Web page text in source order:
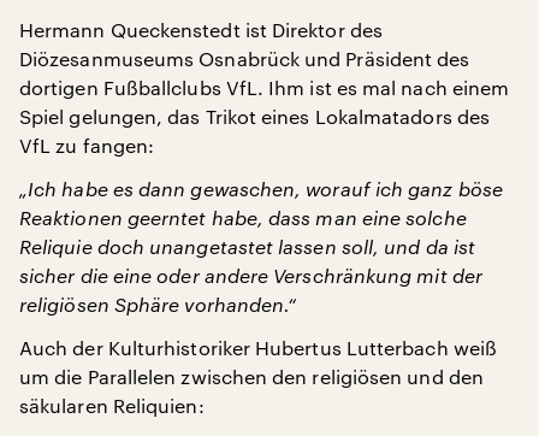
Hermann Queckenstedt ist Direktor des
Diözesanmuseums Osnabrück und Präsident des
dortigen Fußballclubs VfL. Ihm ist es mal nach einem
Spiel gelungen, das Trikot eines Lokalmatadors des
VfL zu fangen:
„Ich habe es dann gewaschen, worauf ich ganz böse
Reaktionen geerntet habe, dass man eine solche
Reliquie doch unangetastet lassen soll, und da ist
sicher die eine oder andere Verschränkung mit der
religiösen Sphäre vorhanden.“
Auch der Kulturhistoriker Hubertus Lutterbach weiß
um die Parallelen zwischen den religiösen und den
säkularen Reliquien: